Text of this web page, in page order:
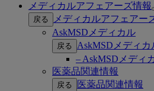
メディカルアフェアーズ情報
戻る
メディカルアフェアー
AskMSDメディカル
戻る
AskMSDメディカ
– AskMSDメディ
医薬品関連情報
戻る
医薬品関連情報